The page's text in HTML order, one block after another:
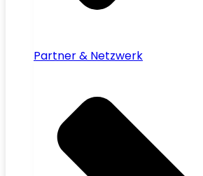
Partner & Netzwerk